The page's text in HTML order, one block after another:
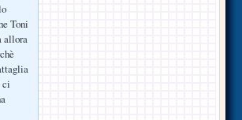
Toni
allora
ci